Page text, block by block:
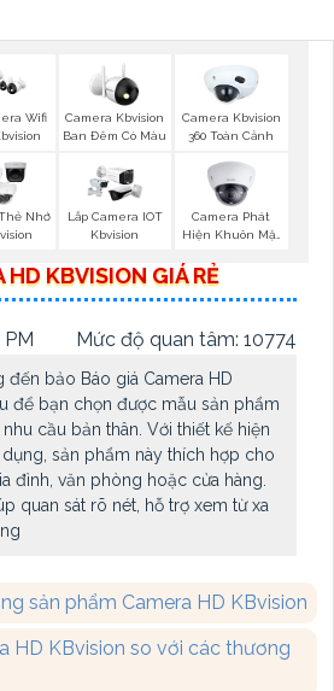
Wifi
Camera Kbvision
Ban Đêm Có Màu
Camera Kbvision
360 Toàn Cảnh
Nhớ
Lắp Camera IOT
Kbvision
Camera Phát
Hiện Khuôn Mặt
HD KBVISION GIÁ RẺ
Mức độ quan tâm: 10774
đến bảo Báo giá Camera HD
để bạn chọn được mẫu sản phẩm
cầu bản thân. Với thiết kế hiện
sản phẩm này thích hợp cho
đình, văn phòng hoặc cửa hàng.
quan sát rõ nét, hỗ trợ xem từ xa
sản phẩm Camera HD KBvision
HD KBvision so với các thương